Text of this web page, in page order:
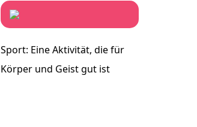
Sport: Eine Aktivität, die für
Körper und Geist gut ist